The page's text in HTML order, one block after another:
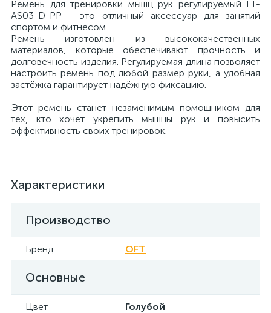
Ремень для тренировки мышц рук регулируемый FT-
AS03-D-PP - это отличный аксессуар для занятий
спортом и фитнесом.
Ремень изготовлен из высококачественных
материалов, которые обеспечивают прочность и
долговечность изделия. Регулируемая длина позволяет
настроить ремень под любой размер руки, а удобная
застёжка гарантирует надёжную фиксацию.
Этот ремень станет незаменимым помощником для
тех, кто хочет укрепить мышцы рук и повысить
эффективность своих тренировок.
Характеристики
Производство
Бренд OFT
Основные
Цвет Голубой